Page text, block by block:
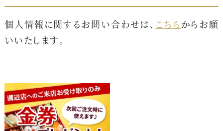
個人情報に関するお問い合わせは、 こちらからお願
いいたします。